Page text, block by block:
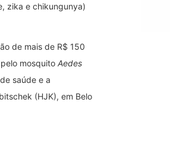
zika e chikungunya)
de mais de R$ 150
mosquito Aedes
saúde e a
(HJK), em Belo